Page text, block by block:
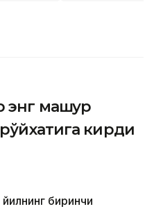
машҳур
кирди
биринчи